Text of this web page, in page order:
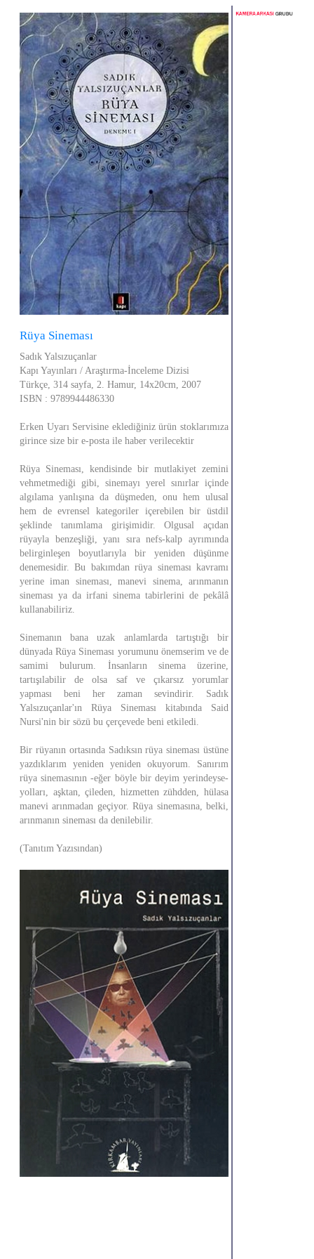
Rüya Sineması
Sadık Yalsızuçanlar
Kapı Yayınları / Araştırma-İnceleme Dizisi
Türkçe, 314 sayfa, 2. Hamur, 14x20cm, 2007
ISBN : 9789944486330
Erken Uyarı Servisine eklediğiniz ürün stoklarımıza
girince size bir e-posta ile haber verilecektir
Rüya Sineması, kendisinde bir mutlakiyet zemini
vehmetmediği gibi, sinemayı yerel sınırlar içinde
algılama yanlışına da düşmeden, onu hem ulusal
hem de evrensel kategoriler içerebilen bir üstdil
şeklinde tanımlama girişimidir. Olgusal açıdan
rüyayla benzeşliği, yanı sıra nefs-kalp ayrımında
belirginleşen boyutlarıyla bir yeniden düşünme
denemesidir. Bu bakımdan rüya sineması kavramı
yerine iman sineması, manevi sinema, arınmanın
sineması ya da irfani sinema tabirlerini de pekâlâ
kullanabiliriz.
Sinemanın bana uzak anlamlarda tartıştığı bir
dünyada Rüya Sineması yorumunu önemserim ve de
samimi bulurum. İnsanların sinema üzerine,
tartışılabilir de olsa saf ve çıkarsız yorumlar
yapması beni her zaman sevindirir. Sadık
Yalsızuçanlar'ın Rüya Sineması kitabında Said
Nursi'nin bir sözü bu çerçevede beni etkiledi.
Bir rüyanın ortasında Sadıksın rüya sineması üstüne
yazdıklarım yeniden yeniden okuyorum. Sanırım
rüya sinemasının -eğer böyle bir deyim yerindeyse-
yolları, aşktan, çileden, hizmetten zühdden, hülasa
manevi arınmadan geçiyor. Rüya sinemasına, belki,
arınmanın sineması da denilebilir.
(Tanıtım Yazısından)